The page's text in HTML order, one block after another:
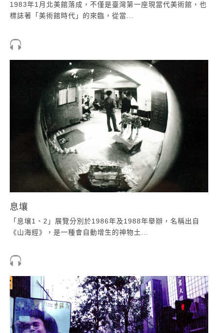
1983年1月北美館落成，不僅是臺灣第一座現當代美術館，也
標誌著「美術館時代」的來臨，從當...
息壤
「息壤1、2」展覽分別於1986年及1988年舉辦，名稱出自
《山海經》，是一種會自動增生的神物土...